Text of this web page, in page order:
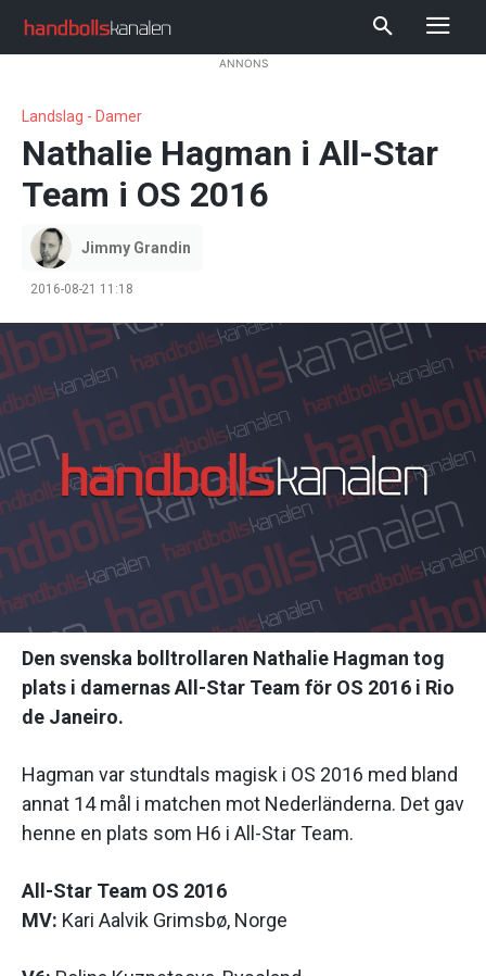
ANNONS
Landslag - Damer
Nathalie Hagman i All-Star
Team i OS 2016
Jimmy Grandin
2016-08-21 11:18
Den svenska bolltrollaren Nathalie Hagman tog
plats i damernas All-Star Team för OS 2016 i Rio
de Janeiro.
Hagman var stundtals magisk i OS 2016 med bland
annat 14 mål i matchen mot Nederländerna. Det gav
henne en plats som H6 i All-Star Team.
All-Star Team OS 2016
MV: Kari Aalvik Grimsbø, Norge